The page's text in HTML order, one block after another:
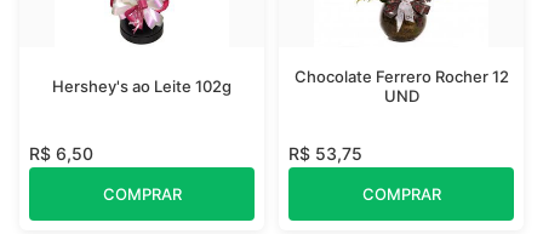
Hershey's ao Leite 102g
R$ 6,50
COMPRAR
Chocolate Ferrero Rocher 12
UND
R$ 53,75
COMPRAR